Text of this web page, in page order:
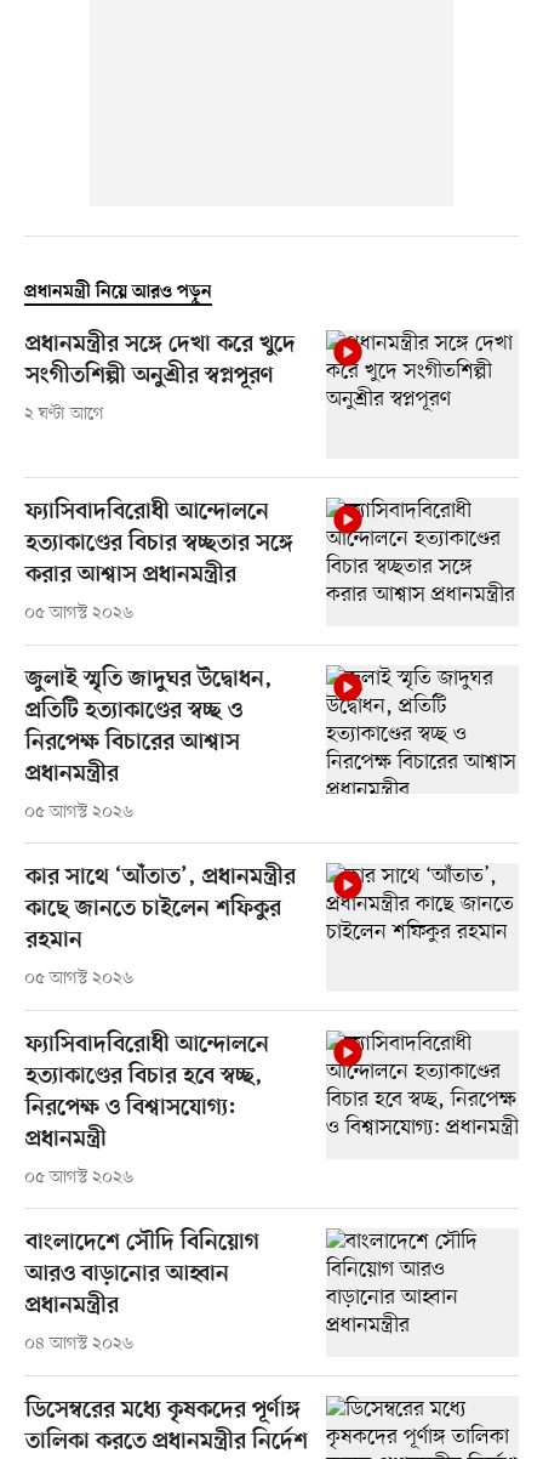
প্রধানমন্ত্রী নিয়ে আরও পড়ুন
প্রধানমন্ত্রীর সঙ্গে দেখা করে খুদে
সংগীতশিল্পী অনুশ্রীর স্বপ্নপূরণ
২ ঘণ্টা আগে
ফ্যাসিবাদবিরোধী আন্দোলনে
হত্যাকাণ্ডের বিচার স্বচ্ছতার সঙ্গে
করার আশ্বাস প্রধানমন্ত্রীর
০৫ আগস্ট ২০২৬
জুলাই স্মৃতি জাদুঘর উদ্বোধন,
প্রতিটি হত্যাকাণ্ডের স্বচ্ছ ও
নিরপেক্ষ বিচারের আশ্বাস
প্রধানমন্ত্রীর
০৫ আগস্ট ২০২৬
কার সাথে ‘আঁতাত’, প্রধানমন্ত্রীর
কাছে জানতে চাইলেন শফিকুর
রহমান
০৫ আগস্ট ২০২৬
ফ্যাসিবাদবিরোধী আন্দোলনে
হত্যাকাণ্ডের বিচার হবে স্বচ্ছ,
নিরপেক্ষ ও বিশ্বাসযোগ্য:
প্রধানমন্ত্রী
০৫ আগস্ট ২০২৬
বাংলাদেশে সৌদি বিনিয়োগ
আরও বাড়ানোর আহ্বান
প্রধানমন্ত্রীর
০৪ আগস্ট ২০২৬
ডিসেম্বরের মধ্যে কৃষকদের পূর্ণাঙ্গ
তালিকা করতে প্রধানমন্ত্রীর নির্দেশ